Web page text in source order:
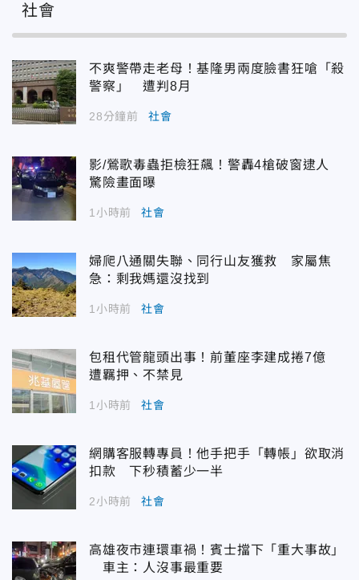
社會
不爽警帶走老母！基隆男兩度臉書狂嗆「殺
警察」 遭判8月
28分鐘前 社會
影/鶯歌毒蟲拒檢狂飆！警轟4槍破窗逮人
驚險畫面曝
1小時前 社會
婦爬八通關失聯、同行山友獲救 家屬焦
急：剩我媽還沒找到
1小時前 社會
包租代管龍頭出事！前董座李建成捲7億
遭羈押、不禁見
1小時前 社會
網購客服轉專員！他手把手「轉帳」欲取消
扣款 下秒積蓄少一半
2小時前 社會
高雄夜市連環車禍！賓士擋下「重大事故」
車主：人沒事最重要